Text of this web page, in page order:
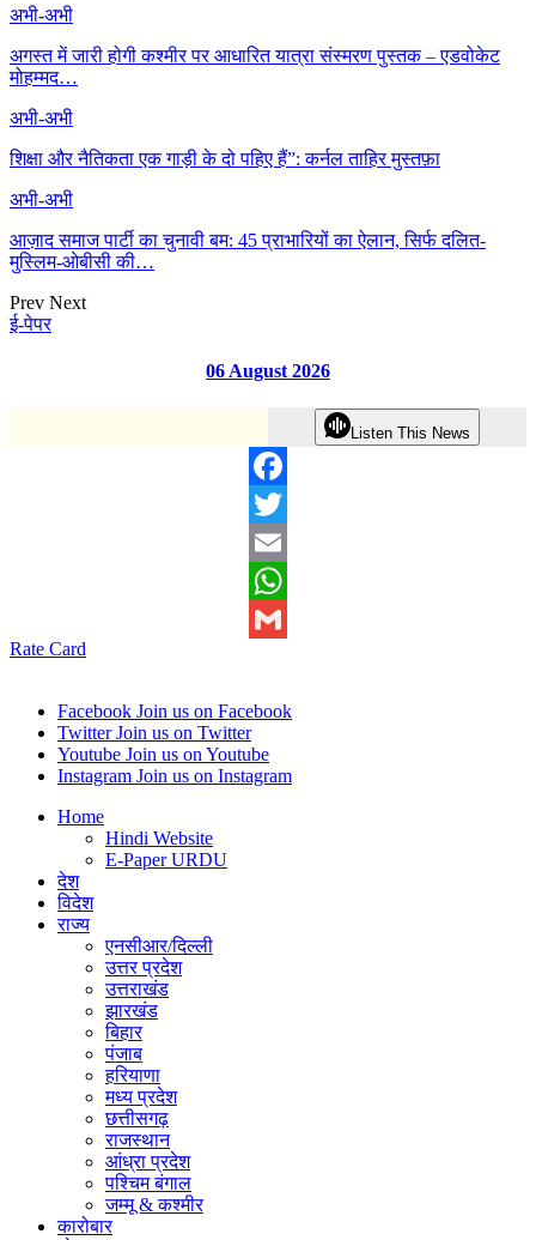
अभी-अभी
अगस्त में जारी होगी कश्मीर पर आधारित यात्रा संस्मरण पुस्तक – एडवोकेट
मोहम्मद…
अभी-अभी
शिक्षा और नैतिकता एक गाड़ी के दो पहिए हैं”: कर्नल ताहिर मुस्तफ़ा
अभी-अभी
आज़ाद समाज पार्टी का चुनावी बम: 45 प्राभारियों का ऐलान, सिर्फ दलित-
मुस्लिम-ओबीसी की…
Prev Next
ई-पेपर
06 August 2026
Listen This News
Facebook
Twitter
Email
WhatsApp
Rate Card
Facebook Join us on Facebook
Twitter Join us on Twitter
Youtube Join us on Youtube
Instagram Join us on Instagram
Home
Hindi Website
E-Paper URDU
देश
विदेश
राज्य
एनसीआर/दिल्ली
उत्तर प्रदेश
उत्तराखंड
झारखंड
बिहार
पंजाब
हरियाणा
मध्य प्रदेश
छत्तीसगढ़
राजस्थान
आंध्रा प्रदेश
पश्चिम बंगाल
जम्मू & कश्मीर
कारोबार